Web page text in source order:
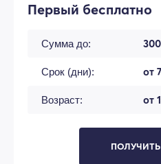
Первый бесплатно
Сумма до:
Срок (дни): от
Возраст: от